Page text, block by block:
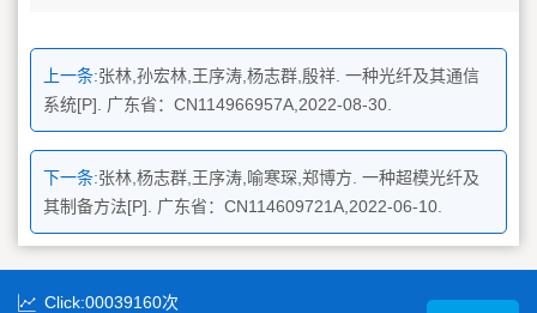
上一条:张林,孙宏林,王序涛,杨志群,殷祥. 一种光纤及其通信
系统[P]. 广东省：CN114966957A,2022-08-30.
下一条:张林,杨志群,王序涛,喻寒琛,郑博方. 一种超模光纤及
其制备方法[P]. 广东省：CN114609721A,2022-06-10.
Click:00039160次